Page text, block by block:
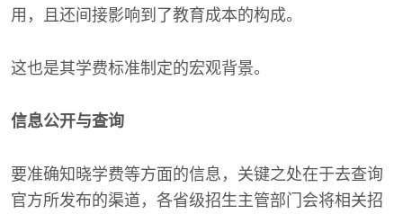
用，且还间接影响到了教育成本的构成。
这也是其学费标准制定的宏观背景。
信息公开与查询
要准确知晓学费等方面的信息，关键之处在于去查询
官方所发布的渠道，各省级招生主管部门会将相关招